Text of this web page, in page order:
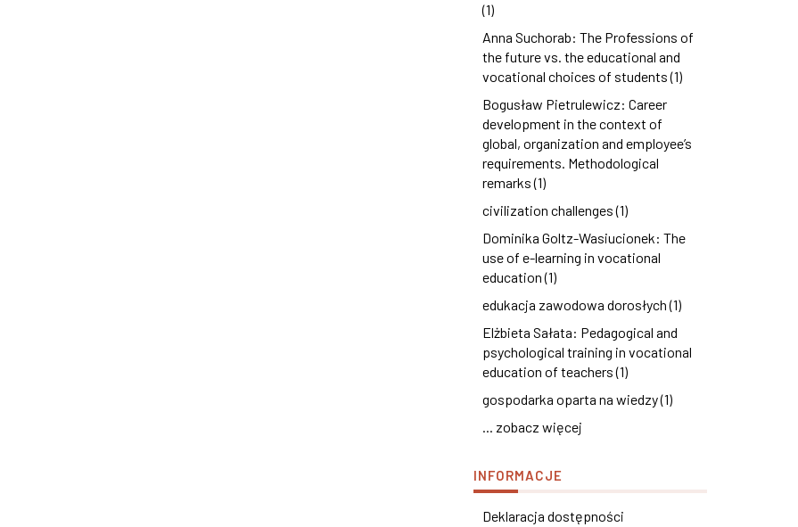
(1)
Anna Suchorab: The Professions of
the future vs. the educational and
vocational choices of students (1)
Bogusław Pietrulewicz: Career
development in the context of
global, organization and employee’s
requirements. Methodological
remarks (1)
civilization challenges (1)
Dominika Goltz-Wasiucionek: The
use of e-learning in vocational
education (1)
edukacja zawodowa dorosłych (1)
Elżbieta Sałata: Pedagogical and
psychological training in vocational
education of teachers (1)
gospodarka oparta na wiedzy (1)
... zobacz więcej
INFORMACJE
Deklaracja dostępności